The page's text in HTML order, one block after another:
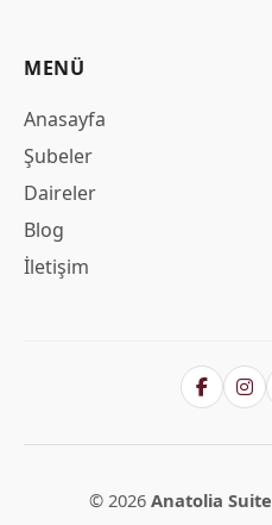
MENÜ
Anasayfa
Şubeler
Daireler
Blog
İletişim
© 2026 Anatolia Suite